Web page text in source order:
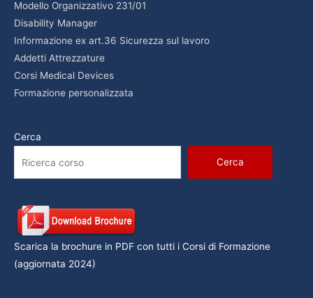
Modello Organizzativo 231/01
Disability Manager
Informazione ex art.36 Sicurezza sul lavoro
Addetti Attrezzature
Corsi Medical Devices
Formazione personalizzata
Cerca
Cerca
Scarica la brochure in PDF con tutti i Corsi di Formazione
(aggiornata 2024)